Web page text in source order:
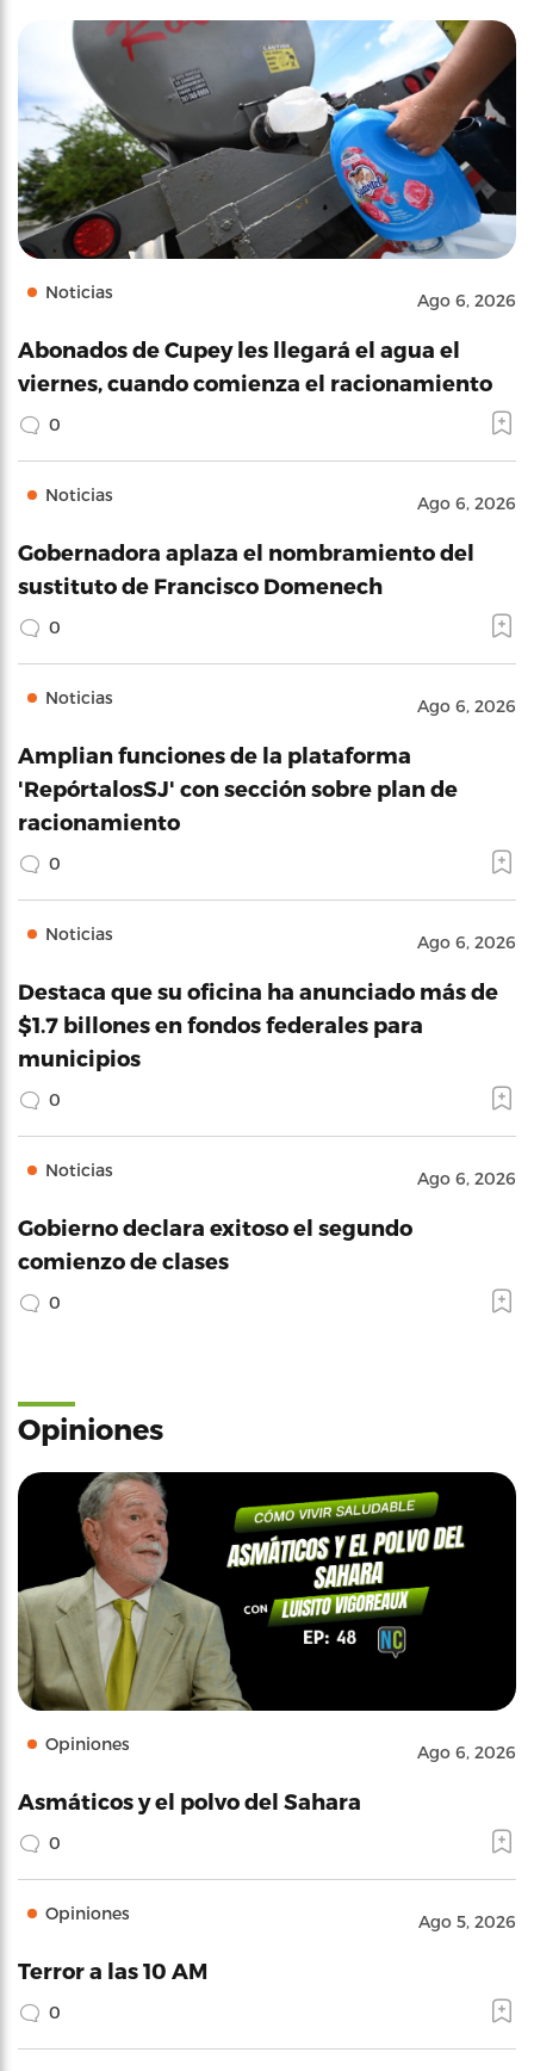
Noticias Ago 6, 2026
Abonados de Cupey les llegará el agua el
viernes, cuando comienza el racionamiento
0
Noticias Ago 6, 2026
Gobernadora aplaza el nombramiento del
sustituto de Francisco Domenech
0
Noticias Ago 6, 2026
Amplian funciones de la plataforma
'RepórtalosSJ' con sección sobre plan de
racionamiento
0
Noticias Ago 6, 2026
Destaca que su oficina ha anunciado más de
$1.7 billones en fondos federales para
municipios
0
Noticias Ago 6, 2026
Gobierno declara exitoso el segundo
comienzo de clases
0
Opiniones
Opiniones Ago 6, 2026
Asmáticos y el polvo del Sahara
0
Opiniones Ago 5, 2026
Terror a las 10 AM
0